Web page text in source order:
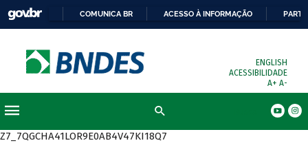
COMUNICA BR ACESSO À INFORMAÇÃO
ENGLISH
ACESSIBILIDADE
A+ A-
Z7_7QGCHA41LOR9E0AB4V47KI18Q7